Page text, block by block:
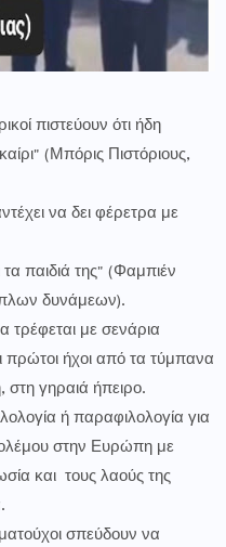
πιστεύουν ότι ήδη
(Μπόρις Πιστόριους,
να δει φέρετρα με
παιδιά της" (Φαμπιέν
δυνάμεων).
με σενάρια
πρώτοι ήχοι από τα τύμπανα
γηραιά ήπειρο.
ή παραφιλολογία για
στην Ευρώπη με
και τους λαούς της
σπεύδουν να